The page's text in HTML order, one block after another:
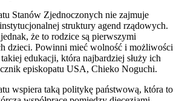
Stanów Zjednoczonych nie zajmuje
struktury agend rządowych.
że to rodzice są pierwszymi
dzieci. Powinni mieć wolność i możliwości
edukacji, która najbardziej służy ich
episkopatu USA, Chieko Noguchi.
wspiera taką politykę państwową, która to